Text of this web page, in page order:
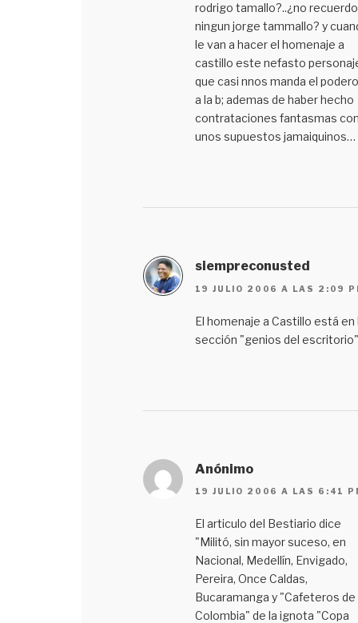
rodrigo tamallo?..¿no recuerdo
ningun jorge tammallo? y
le van a hacer el homenaje a
castillo este nefasto
que casi nnos manda el
a la b; ademas de haber hecho
contrataciones fantasmas
unos supuestos jamaiquinos…
siempreconusted
19 JULIO 2006 A LAS 2:09
El homenaje a Castillo está en
sección "genios del
Anónimo
19 JULIO 2006 A LAS 6:41
El articulo del Bestiario dice
"Militó, sin mayor suceso, en
Nacional, Medellín, Envigado,
Pereira, Once Caldas,
Bucaramanga y "Cafeteros de
Colombia" de la ignota "Copa